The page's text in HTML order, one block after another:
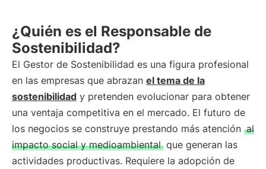
¿Quién es el Responsable de
Sostenibilidad?
El Gestor de Sostenibilidad es una figura profesional
en las empresas que abrazan el tema de la
sostenibilidad y pretenden evolucionar para obtener
una ventaja competitiva en el mercado. El futuro de
los negocios se construye prestando más atención al
impacto social y medioambiental que generan las
actividades productivas. Requiere la adopción de